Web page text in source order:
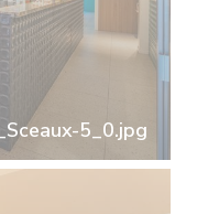
5_0.jpg